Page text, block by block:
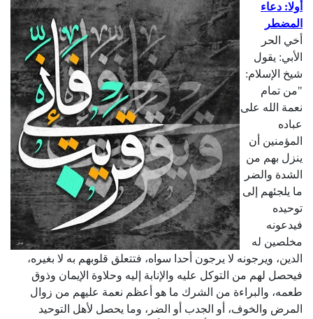
أولا: دعاء
المضطر
أخي الحر
الأبي: يقول
شيخ الإسلام:
"من تمام
نعمة الله على
عباده
المؤمنين أن
ينزل بهم من
الشدة والضر
ما يلجئهم إلى
توحيده
فيدعونه
مخلصين له
الدين، ويرجونه لا يرجون أحدا سواه، فتتعلق قلوبهم به لا بغيره،
فيحصل لهم من التوكل عليه والإنابة إليه وحلاوة الإيمان وذوق
طعمه، والبراءة من الشرك ما هو أعظم نعمة عليهم من زوال
المرض والخوف، أو الجدب أو الضر، وما يحصل لأهل التوحيد